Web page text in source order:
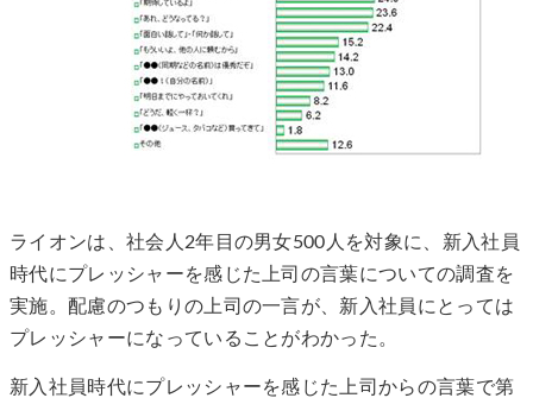
ライオンは、社会人2年目の男女500人を対象に、新入社員
時代にプレッシャーを感じた上司の言葉についての調査を
実施。配慮のつもりの上司の一言が、新入社員にとっては
プレッシャーになっていることがわかった。
新入社員時代にプレッシャーを感じた上司からの言葉で第